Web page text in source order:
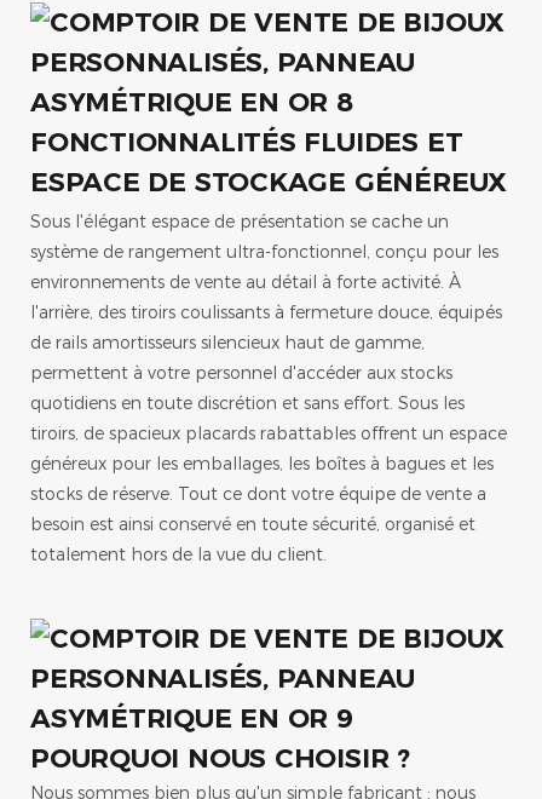
FONCTIONNALITÉS FLUIDES ET
ESPACE DE STOCKAGE GÉNÉREUX
Sous l'élégant espace de présentation se cache un
système de rangement ultra-fonctionnel, conçu pour les
environnements de vente au détail à forte activité. À
l'arrière, des tiroirs coulissants à fermeture douce, équipés
de rails amortisseurs silencieux haut de gamme,
permettent à votre personnel d'accéder aux stocks
quotidiens en toute discrétion et sans effort. Sous les
tiroirs, de spacieux placards rabattables offrent un espace
généreux pour les emballages, les boîtes à bagues et les
stocks de réserve. Tout ce dont votre équipe de vente a
besoin est ainsi conservé en toute sécurité, organisé et
totalement hors de la vue du client.
POURQUOI NOUS CHOISIR ?
Nous sommes bien plus qu'un simple fabricant ; nous